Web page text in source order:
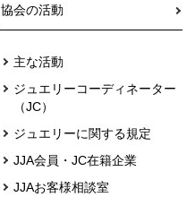
協会の活動
主な活動
ジュエリーコーディネーター
（JC）
ジュエリーに関する規定
JJA会員・JC在籍企業
JJAお客様相談室